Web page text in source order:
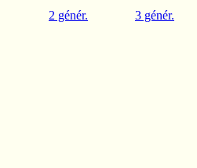
2 génér. 3 génér.